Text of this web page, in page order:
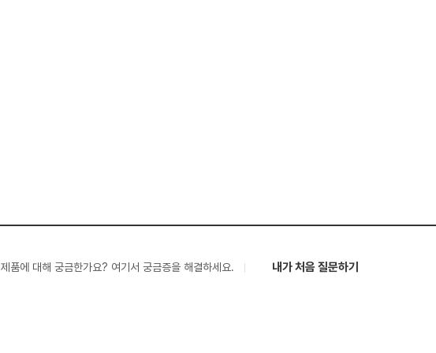
제품에 대해 궁금한가요? 여기서 궁금증을 해결하세요. 내가 처음 질문하기